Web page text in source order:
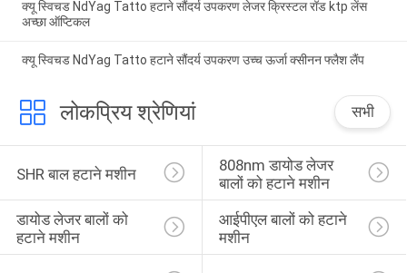
क्यू स्विचड NdYag Tatto हटाने सौंदर्य उपकरण लेजर क्रिस्टल रॉड ktp लेंस
अच्छा ऑप्टिकल
क्यू स्विचड NdYag Tatto हटाने सौंदर्य उपकरण उच्च ऊर्जा क्सीनन फ्लैश लैंप
लोकप्रिय श्रेणियां सभी
SHR बाल हटाने मशीन
808nm डायोड लेजर
बालों को हटाने मशीन
डायोड लेजर बालों को
हटाने मशीन
आईपीएल बालों को हटाने
मशीन